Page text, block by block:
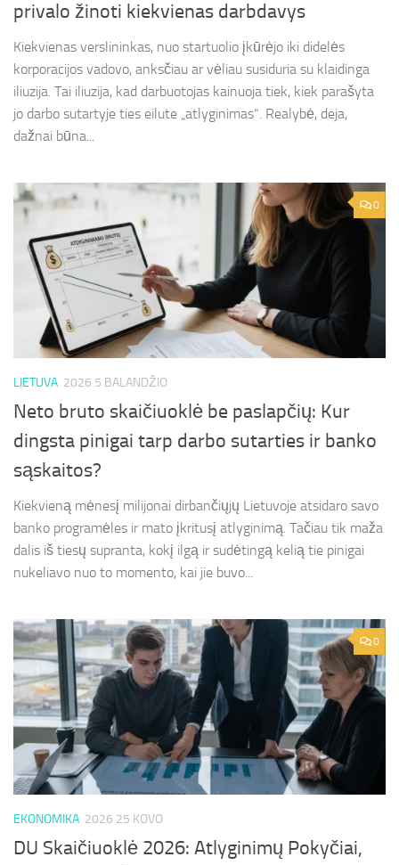
privalo žinoti kiekvienas darbdavys
Kiekvienas verslininkas, nuo startuolio įkūrėjo iki didelės
korporacijos vadovo, anksčiau ar vėliau susiduria su klaidinga
iliuzija. Tai iliuzija, kad darbuotojas kainuoja tiek, kiek parašyta
jo darbo sutartyje ties eilute „atlyginimas“. Realybė, deja,
dažnai būna...
0
LIETUVA 2026 5 BALANDŽIO
Neto bruto skaičiuoklė be paslapčių: Kur
dingsta pinigai tarp darbo sutarties ir banko
sąskaitos?
Kiekvieną mėnesį milijonai dirbančiųjų Lietuvoje atsidaro savo
banko programėles ir mato įkritusį atlyginimą. Tačiau tik maža
dalis iš tiesų supranta, kokį ilgą ir sudėtingą kelią tie pinigai
nukeliavo nuo to momento, kai jie buvo...
0
EKONOMIKA 2026 25 KOVO
DU Skaičiuoklė 2026: Atlyginimų Pokyčiai,